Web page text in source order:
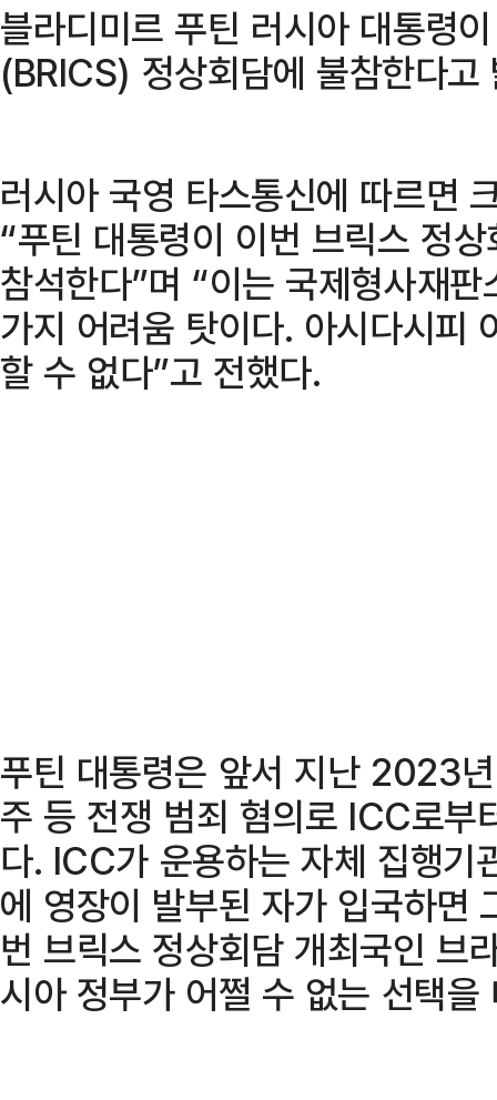
블라디미르 푸틴 러시아 대통령
(BRICS) 정상회담에 불참한다고
러시아 국영 타스통신에 따르면
“푸틴 대통령이 이번 브릭스 정
참석한다”며 “이는 국제형사재
가지 어려움 탓이다. 아시다시피
할 수 없다”고 전했다.
푸틴 대통령은 앞서 지난 2023
주 등 전쟁 범죄 혐의로 ICC로부
다. ICC가 운용하는 자체 집행기
에 영장이 발부된 자가 입국하면
번 브릭스 정상회담 개최국인 브
시아 정부가 어쩔 수 없는 선택을